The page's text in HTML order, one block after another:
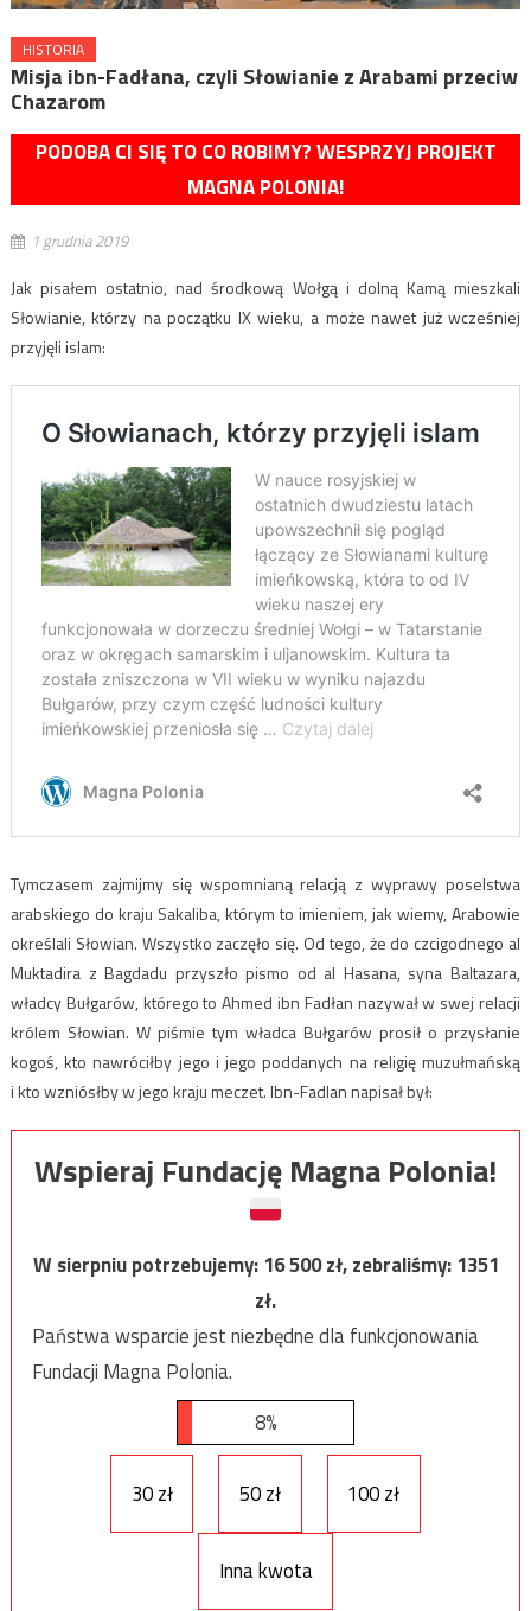
HISTORIA
Misja ibn-Fadłana, czyli Słowianie z Arabami przeciw
Chazarom
PODOBA CI SIĘ TO CO ROBIMY? WESPRZYJ PROJEKT
MAGNA POLONIA!
1 grudnia 2019
Jak pisałem ostatnio, nad środkową Wołgą i dolną Kamą mieszkali
Słowianie, którzy na początku IX wieku, a może nawet już wcześniej
przyjęli islam:
Tymczasem zajmijmy się wspomnianą relacją z wyprawy poselstwa
arabskiego do kraju Sakaliba, którym to imieniem, jak wiemy, Arabowie
określali Słowian. Wszystko zaczęło się. Od tego, że do czcigodnego al
Muktadira z Bagdadu przyszło pismo od al Hasana, syna Baltazara,
władcy Bułgarów, którego to Ahmed ibn Fadłan nazywał w swej relacji
królem Słowian. W piśmie tym władca Bułgarów prosił o przysłanie
kogoś, kto nawróciłby jego i jego poddanych na religię muzułmańską
i kto wzniósłby w jego kraju meczet. Ibn-Fadlan napisał był:
Wspieraj Fundację Magna Polonia!
W sierpniu potrzebujemy:16 500zł, zebraliśmy:1351
zł.
Państwa wsparcie jest niezbędne dla funkcjonowania
Fundacji Magna Polonia.
8%
30 zł 50 zł 100 zł
Inna kwota